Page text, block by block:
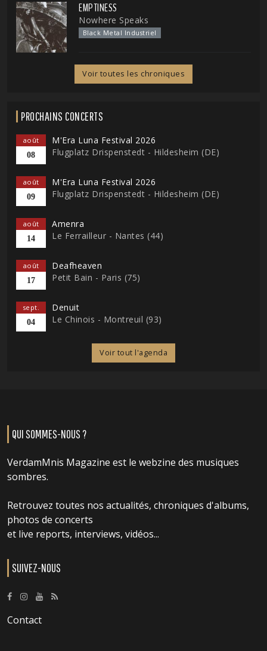
EMPTINESS
Nowhere Speaks
Black Metal Industriel
Voir toutes les chroniques
PROCHAINS CONCERTS
août
08
M'Era Luna Festival 2026
Flugplatz Drispenstedt - Hildesheim (DE)
août
09
M'Era Luna Festival 2026
Flugplatz Drispenstedt - Hildesheim (DE)
août
14
Amenra
Le Ferrailleur - Nantes (44)
août
17
Deafheaven
Petit Bain - Paris (75)
sept.
04
Denuit
Le Chinois - Montreuil (93)
Voir tout l'agenda
QUI SOMMES-NOUS ?
VerdamMnis Magazine est le webzine des musiques
sombres.
Retrouvez toutes nos actualités, chroniques d'albums,
photos de concerts
et live reports, interviews, vidéos...
SUIVEZ-NOUS
Contact